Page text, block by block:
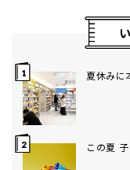
夏休みに
この夏